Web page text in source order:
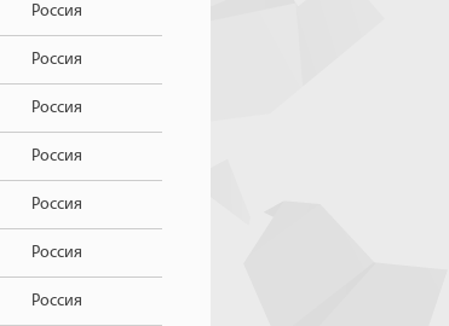
Россия
Россия
Россия
Россия
Россия
Россия
Россия